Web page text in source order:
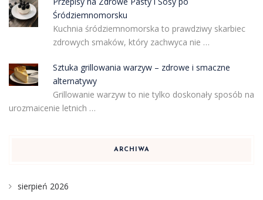
Śródziemnomorsku
Kuchnia śródziemnomorska to prawdziwy skarbiec
zdrowych smaków, który zachwyca nie …
Sztuka grillowania warzyw – zdrowe i smaczne
alternatywy
Grillowanie warzyw to nie tylko doskonały sposób na
urozmaicenie letnich …
ARCHIWA
sierpień 2026